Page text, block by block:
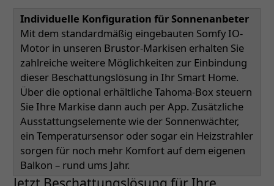
Individuelle Konfiguration für Sonnenanbeter
Mit dem standardmäßig eingebauten Somfy IO-
Motor in unseren Brustor-Markisen erhalten Sie
zahlreiche weitere Möglichkeiten zur Einbindung
dieser Beschattungslösung in Ihr Smart Home.
Über die optional erhältliche Tahoma-Box steuern
Sie Ihre Markise dann auch per App. Zusätzliche
Ausstattungselemente wie der Sonnenwächter,
ein Temperatursensor oder sogar ein Heizstrahler
sorgen für noch mehr Komfort auf dem eigenen
Balkon – rund ums Jahr.